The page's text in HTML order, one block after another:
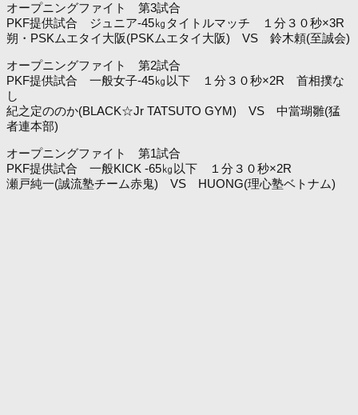
オープニングファイト 第3試合
PKF提供試合 ジュニア-45㎏タイトルマッチ １分３０秒×3R
朔・PSKムエタイ大阪(PSKムエタイ大阪) VS 鈴木頼(至誠会)
オープニングファイト 第2試合
PKF提供試合 一般女子-45㎏以下 １分３０秒×2R 首相撲な
し
紀之定ののか(BLACK☆Jr TATSUTO GYM) VS 中當瑚雛(猛
者連本部)
オープニングファイト 第1試合
PKF提供試合 一般KICK -65㎏以下 １分３０秒×2R
瀬戸純一(誠流塾チーム赤鬼) VS HUONG(理心塾ベトナム)